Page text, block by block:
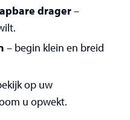
drager–
– begin klein en breid
op uw
u opwekt.